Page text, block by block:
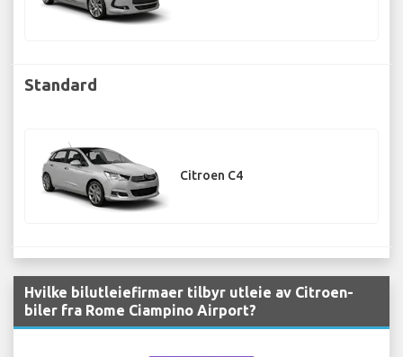
Standard
Citroen C4
Hvilke bilutleiefirmaer tilbyr utleie av Citroen-
biler fra Rome Ciampino Airport?